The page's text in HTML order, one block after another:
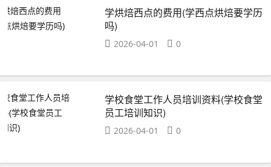
学烘焙西点的费用(学西点烘焙要学历
吗)
2026-04-01 0
学校食堂工作人员培训资料(学校食堂
员工培训知识)
2026-04-01 0